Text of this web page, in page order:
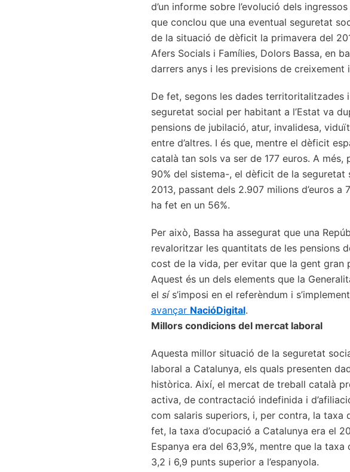
d’un informe sobre l’evolució dels
que conclou que una eventual seguretat
de la situació de dèficit la primavera del
Afers Socials i Famílies, Dolors Bassa, en
darrers anys i les previsions de creixement
De fet, segons les dades
seguretat social per habitant a l’Estat va
pensions de jubilació, atur, invalidesa,
entre d’altres. I és que, mentre el dèficit
català tan sols va ser de 177 euros. A
90% del sistema-, el dèficit de la seguretat
2013, passant dels 2.907 milions d’euros a
ha fet en un 56%.
Per això, Bassa ha assegurat que una
revaloritzar les quantitats de les pensions
cost de la vida, per evitar que la gent gran
Aquest és un dels elements que la
el sís’imposi en el referèndum i
avançar NacióDigital.
Millors condicions del mercat laboral
Aquesta millor situació de la seguretat
laboral a Catalunya, els quals presenten
històrica. Així, el mercat de treball català
activa, de contractació indefinida i
com salaris superiors, i, per contra, la taxa
fet, la taxa d’ocupació a Catalunya era el
Espanya era del 63,9%, mentre que la
3,2 i 6,9 punts superior a l’espanyola.